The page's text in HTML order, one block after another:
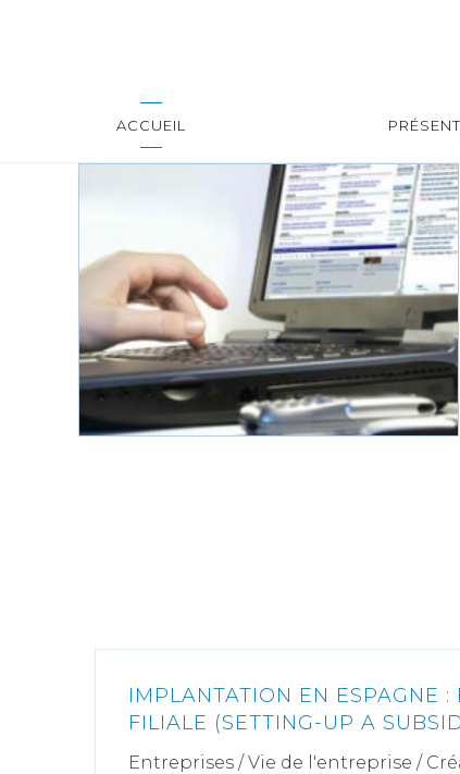
ACCUEIL
IMPLANTATION EN ESPAGNE :
FILIALE (SETTING-UP A
Entreprises /Vie de l'entreprise /